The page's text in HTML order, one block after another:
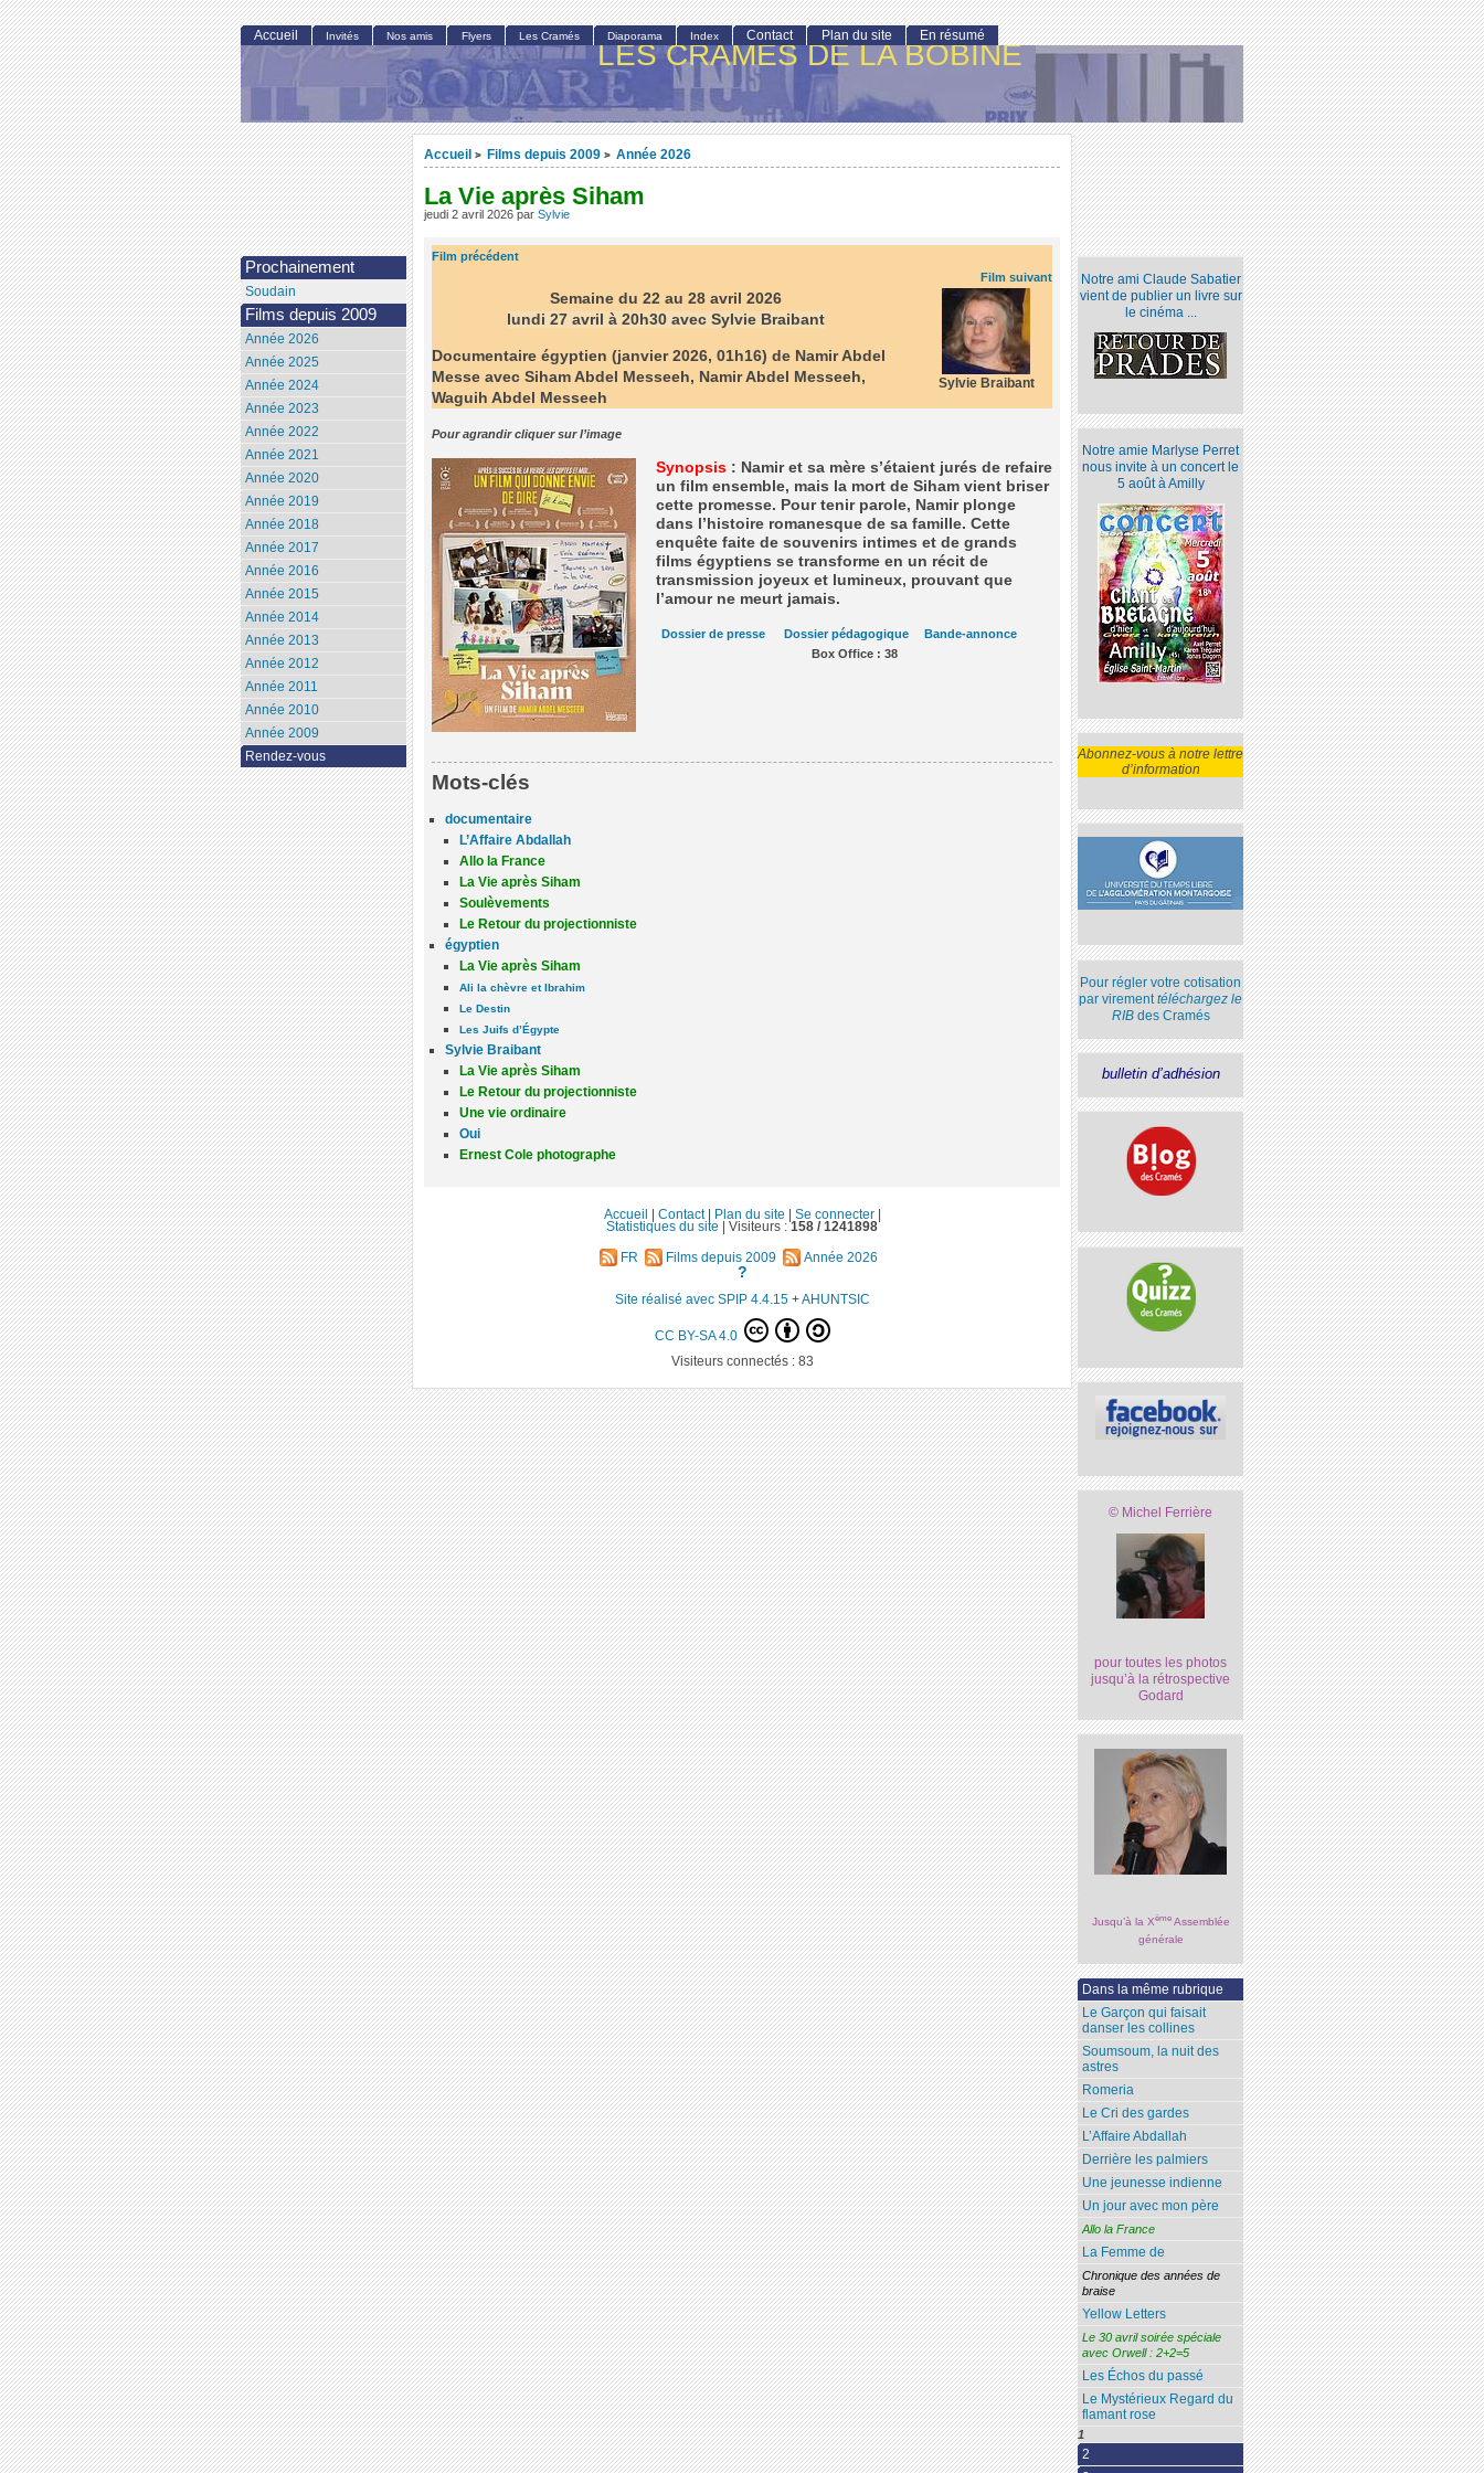
LES CRAMÉS DE LA BOBINE
Accueil > Films depuis 2009 > Année 2026
La Vie après Siham
jeudi 2 avril 2026 par Sylvie
Film précédent
Film suivant
Sylvie Braibant
Semaine du 22 au 28 avril 2026
lundi 27 avril à 20h30 avec Sylvie Braibant
Documentaire égyptien (janvier 2026, 01h16) de Namir Abdel
Messe avec Siham Abdel Messeeh, Namir Abdel Messeeh,
Waguih Abdel Messeeh
Pour agrandir cliquer sur l’image
Synopsis: Namir et sa mère s’étaient jurés de refaire
un film ensemble, mais la mort de Siham vient briser
cette promesse. Pour tenir parole, Namir plonge
dans l’histoire romanesque de sa famille. Cette
enquête faite de souvenirs intimes et de grands
films égyptiens se transforme en un récit de
transmission joyeux et lumineux, prouvant que
l’amour ne meurt jamais.
Dossier de presse Dossier pédagogique
Bande-annonce
Box Office : 38
Mots-clés
documentaire
L’Affaire Abdallah
Allo la France
La Vie après Siham
Soulèvements
Le Retour du projectionniste
égyptien
La Vie après Siham
Ali la chèvre et Ibrahim
Le Destin
Les Juifs d’Égypte
Sylvie Braibant
La Vie après Siham
Le Retour du projectionniste
Une vie ordinaire
Oui
Ernest Cole photographe
Notre ami Claude Sabatier
vient de publier un livre sur
le cinéma ...
Notre amie Marlyse Perret
nous invite à un concert le
5 août à Amilly
Abonnez-vous à notre lettre
d’information
Pour régler votre cotisation
par virementtéléchargez le
RIBdes Cramés
bulletin d’adhésion
© Michel Ferrière
pour toutes les photos
jusqu’à la rétrospective
Godard
Jusqu’à la XèmeAssemblée
générale
Dans la même rubrique
Le Garçon qui faisait
danser les collines
Soumsoum, la nuit des
astres
Romeria
Le Cri des gardes
L’Affaire Abdallah
Derrière les palmiers
Une jeunesse indienne
Un jour avec mon père
Allo la France
La Femme de
Chronique des années de
braise
Yellow Letters
Le 30 avril soirée spéciale
avec Orwell : 2+2=5
Les Échos du passé
Le Mystérieux Regard du
flamant rose
1
2
Accueil Invités Nos amis Flyers Les Cramés Diaporama Index Contact Plan du site En résumé
Prochainement
Soudain
Films depuis 2009
Année 2026
Année 2025
Année 2024
Année 2023
Année 2022
Année 2021
Année 2020
Année 2019
Année 2018
Année 2017
Année 2016
Année 2015
Année 2014
Année 2013
Année 2012
Année 2011
Année 2010
Année 2009
Rendez-vous
Accueil | Contact| Plan du site | Se connecter|
Statistiques du site | Visiteurs :158 / 1241898
FR Films depuis 2009 Année 2026
?
Site réalisé avec SPIP 4.4.15+AHUNTSIC
CC BY-SA 4.0
Visiteurs connectés : 83